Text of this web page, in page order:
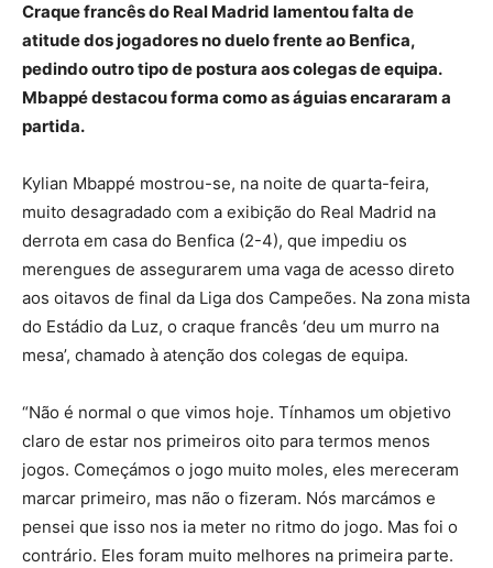
Craque francês do Real Madrid lamentou falta de
atitude dos jogadores no duelo frente ao Benfica,
pedindo outro tipo de postura aos colegas de equipa.
Mbappé destacou forma como as águias encararam a
partida.
Kylian Mbappé mostrou-se, na noite de quarta-feira,
muito desagradado com a exibição do Real Madrid na
derrota em casa do Benfica (2-4), que impediu os
merengues de assegurarem uma vaga de acesso direto
aos oitavos de final da Liga dos Campeões. Na zona mista
do Estádio da Luz, o craque francês ‘deu um murro na
mesa’, chamado à atenção dos colegas de equipa.
“Não é normal o que vimos hoje. Tínhamos um objetivo
claro de estar nos primeiros oito para termos menos
jogos. Começámos o jogo muito moles, eles mereceram
marcar primeiro, mas não o fizeram. Nós marcámos e
pensei que isso nos ia meter no ritmo do jogo. Mas foi o
contrário. Eles foram muito melhores na primeira parte.